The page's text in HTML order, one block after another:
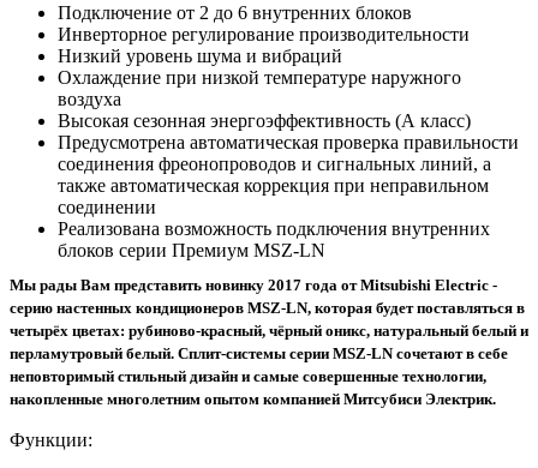
Подключение от 2 до 6 внутренних блоков
Инверторное регулирование производительности
Низкий уровень шума и вибраций
Охлаждение при низкой температуре наружного
воздуха
Высокая сезонная энергоэффективность (А класс)
Предусмотрена автоматическая проверка правильности
соединения фреонопроводов и сигнальных линий, а
также автоматическая коррекция при неправильном
соединении
Реализована возможность подключения внутренних
блоков серии Премиум MSZ-LN
Мы рады Вам представить новинку 2017 года от Mitsubishi Electric -
серию настенных кондиционеров MSZ-LN, которая будет поставляться в
четырёх цветах: рубиново-красный, чёрный оникс, натуральный белый и
перламутровый белый. Сплит-системы серии MSZ-LN сочетают в себе
неповторимый стильный дизайн и самые совершенные технологии,
накопленные многолетним опытом компанией Митсубиси Электрик.
Функции: